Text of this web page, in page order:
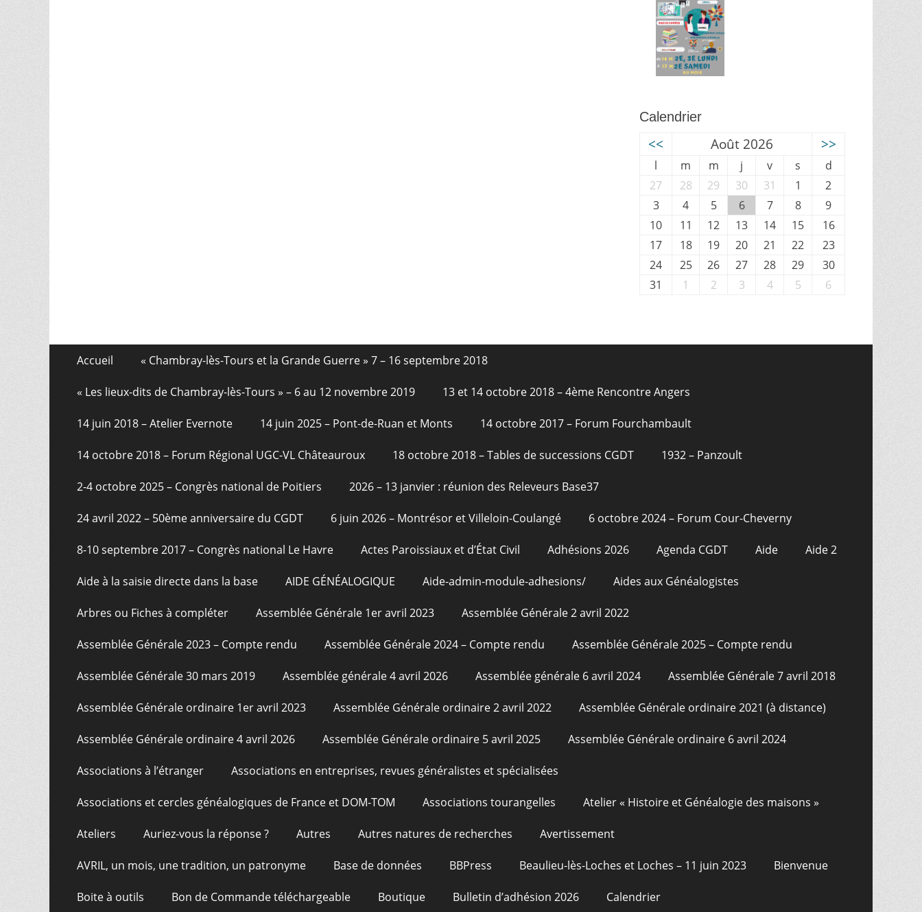
Calendrier
<< Août 2026 >>
l m m j v s
d
27
28 29 30 31 1
2
3
4 5 6 7 8
9
10
11 12 13 14 15
16
17
18 19 20 21 22
23
24
25 26 27 28 29
30
31
1 2 3 4 5 6
Menu
de
page
contenu
Accueil « Chambray-lès-Tours et la Grande Guerre » 7 – 16 septembre 2018
« Les lieux-dits de Chambray-lès-Tours » – 6 au 12 novembre 2019 13 et 14 octobre 2018 – 4ème Rencontre Angers
14 juin 2018 – Atelier Evernote 14 juin 2025 – Pont-de-Ruan et Monts 14 octobre 2017 – Forum Fourchambault
14 octobre 2018 – Forum Régional UGC-VL Châteauroux 18 octobre 2018 – Tables de successions CGDT 1932 – Panzoult
2-4 octobre 2025 – Congrès national de Poitiers 2026 – 13 janvier : réunion des Releveurs Base37
24 avril 2022 – 50ème anniversaire du CGDT 6 juin 2026 – Montrésor et Villeloin-Coulangé 6 octobre 2024 – Forum Cour-Cheverny
8-10 septembre 2017 – Congrès national Le Havre Actes Paroissiaux et d’État Civil Adhésions 2026 Agenda CGDT Aide Aide 2
Aide à la saisie directe dans la base AIDE GÉNÉALOGIQUE Aide-admin-module-adhesions/ Aides aux Généalogistes
Arbres ou Fiches à compléter Assemblée Générale 1er avril 2023 Assemblée Générale 2 avril 2022
Assemblée Générale 2023 – Compte rendu Assemblée Générale 2024 – Compte rendu Assemblée Générale 2025 – Compte rendu
Assemblée Générale 30 mars 2019 Assemblée générale 4 avril 2026 Assemblée générale 6 avril 2024 Assemblée Générale 7 avril 2018
Assemblée Générale ordinaire 1er avril 2023 Assemblée Générale ordinaire 2 avril 2022 Assemblée Générale ordinaire 2021 (à distance)
Assemblée Générale ordinaire 4 avril 2026 Assemblée Générale ordinaire 5 avril 2025 Assemblée Générale ordinaire 6 avril 2024
Associations à l’étranger Associations en entreprises, revues généralistes et spécialisées
Associations et cercles généalogiques de France et DOM-TOM Associations tourangelles Atelier « Histoire et Généalogie des maisons »
Ateliers Auriez-vous la réponse ? Autres Autres natures de recherches Avertissement
AVRIL, un mois, une tradition, un patronyme Base de données BBPress Beaulieu-lès-Loches et Loches – 11 juin 2023 Bienvenue
Boite à outils Bon de Commande téléchargeable Boutique Bulletin d’adhésion 2026 Calendrier